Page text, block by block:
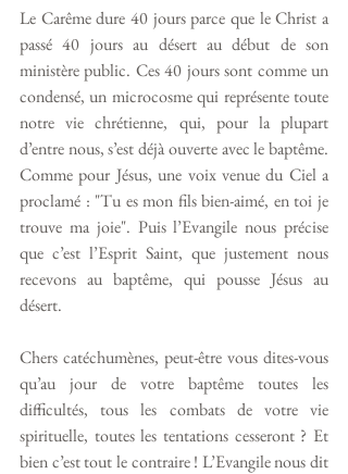
Le Carême dure 40 jours parce que le Christ a
passé 40 jours au désert au début de son
ministère public. Ces 40 jours sont comme un
condensé, un microcosme qui représente toute
notre vie chrétienne, qui, pour la plupart
d’entre nous, s’est déjà ouverte avec le baptême.
Comme pour Jésus, une voix venue du Ciel a
proclamé : "Tu es mon fils bien-aimé, en toi je
trouve ma joie". Puis l’Evangile nous précise
que c’est l’Esprit Saint, que justement nous
recevons au baptême, qui pousse Jésus au
désert.
Chers catéchumènes, peut-être vous dites-vous
qu’au jour de votre baptême toutes les
difficultés, tous les combats de votre vie
spirituelle, toutes les tentations cesseront ? Et
bien c’est tout le contraire ! L’Evangile nous dit